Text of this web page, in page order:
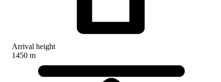
Arrival height
1450 m